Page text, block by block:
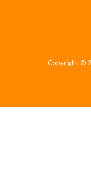
Copyright ©